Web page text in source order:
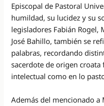
Episcopal de Pastoral
humildad, su lucidez y su
legisladores Fabián Rogel,
José Bahillo, también se
palabras, recordando
sacerdote de origen croata
intelectual como en lo
Además del mencionado